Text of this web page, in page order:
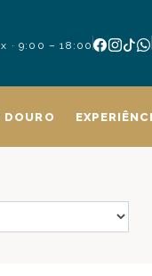
· 9:00 – 18:00
DOURO